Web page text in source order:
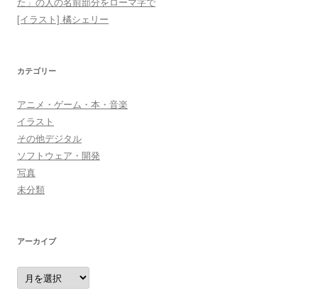
た」の人の名前部分をローマ字で
[イラスト] 橘シェリー
カテゴリー
アニメ・ゲーム・本・音楽
イラスト
その他デジタル
ソフトウェア・開発
写真
未分類
アーカイブ
ア
ー
カ